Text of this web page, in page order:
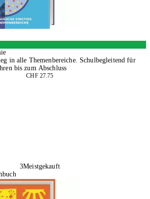
in alle Themenbereiche. Schulbegleitend für
bis zum Abschluss
CHF 27.75
3Meistgekauft